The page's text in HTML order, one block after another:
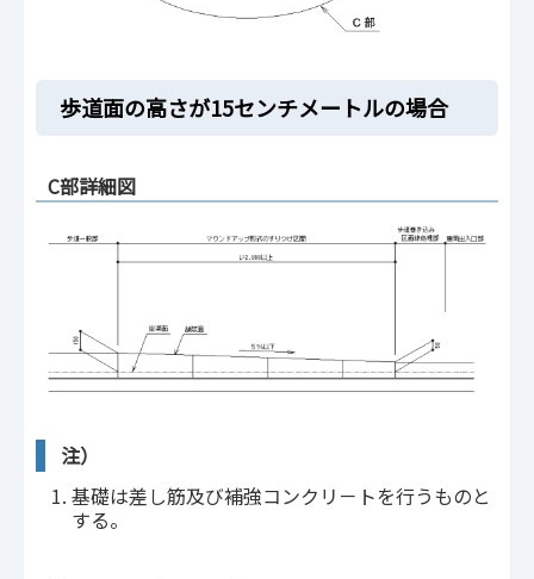
歩道面の高さが15センチメートルの場合
C部詳細図
注）
基礎は差し筋及び補強コンクリ－トを行うものと
する。